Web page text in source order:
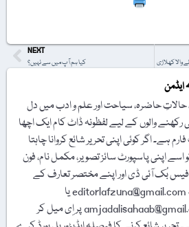
NEXT
کیا ہم آپ میں سے نہیں؟
ایڈمن
حالاتِ حاضرہ، سیاحت اور علم و ادب میں دل
والوں کے لیے لفظونہ ڈاٹ کام ایک اچھا
ہے۔ اگر کوئی اپنی تحریر شائع کروانا چاہتا
اسے اپنی پاسپورٹ سائز تصویر، مکمل نام، فون
فیس بُک آئی ڈی اور اپنے مختصر تعارف کے
ساتھ editorlafzuna@gmail.com یا
amjadalisahaab@gmail.com پر اِی میل کر